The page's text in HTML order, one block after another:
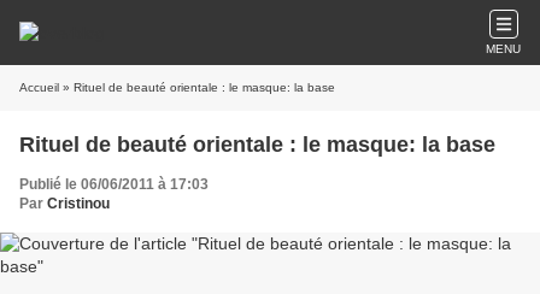
MENU
Accueil » Rituel de beauté orientale : le masque: la base
Rituel de beauté orientale : le masque: la base
Publié le 06/06/2011 à 17:03
Par Cristinou